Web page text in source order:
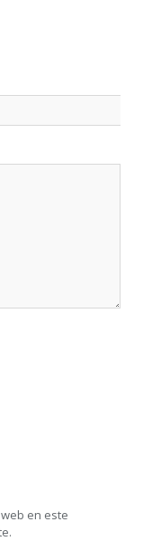
en este